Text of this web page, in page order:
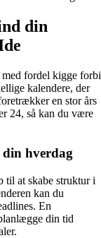
din
fordel kigge forbi
kalendere, der
en stor års
24, så kan du være
hverdag
til at skabe struktur i
kan du
En
din tid